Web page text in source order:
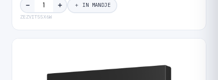
− ＋ ＋ IN MANDJE
ZEZVIT55X6W